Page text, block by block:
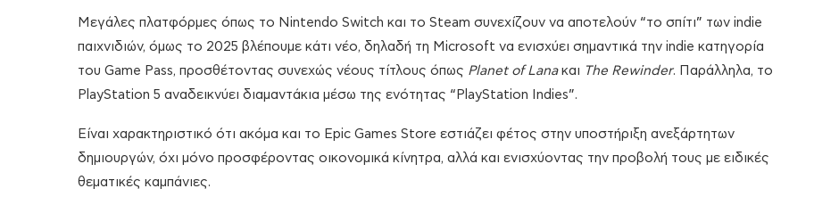
Μεγάλες πλατφόρμες όπως το Nintendo Switch και το Steam συνεχίζουν να αποτελούν “το σπίτι” των indie
παιχνιδιών, όμως το 2025 βλέπουμε κάτι νέο, δηλαδή τη Microsoft να ενισχύει σημαντικά την indie κατηγορία
του Game Pass, προσθέτοντας συνεχώς νέους τίτλους όπως Planet of Lanaκαι The Rewinder. Παράλληλα, το
PlayStation 5 αναδεικνύει διαμαντάκια μέσω της ενότητας “PlayStation Indies”.
Είναι χαρακτηριστικό ότι ακόμα και το Epic Games Store εστιάζει φέτος στην υποστήριξη ανεξάρτητων
δημιουργών, όχι μόνο προσφέροντας οικονομικά κίνητρα, αλλά και ενισχύοντας την προβολή τους με ειδικές
θεματικές καμπάνιες.